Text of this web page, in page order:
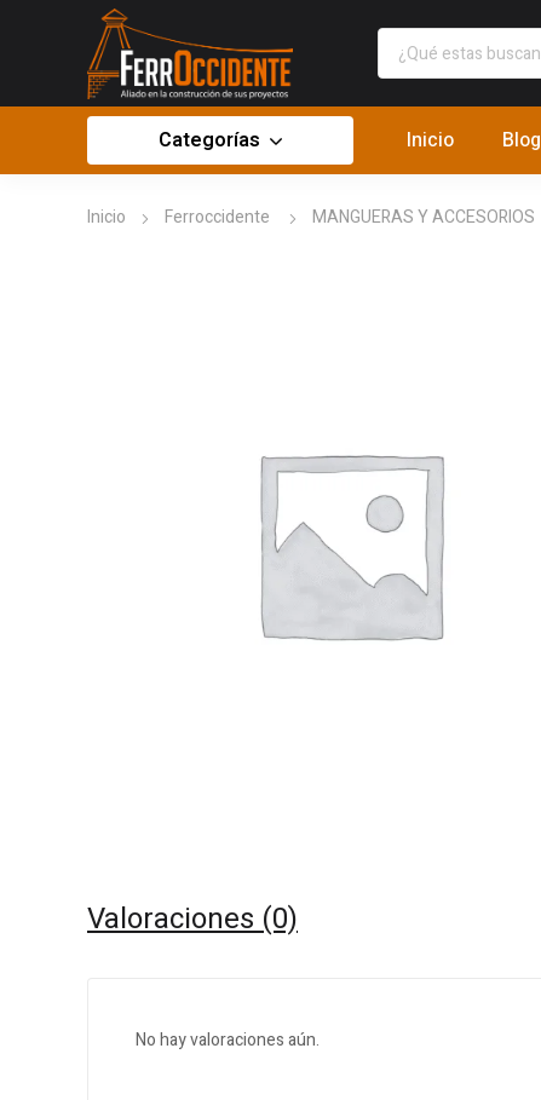
Categorías Inicio Blog
Inicio Ferroccidente MANGUERAS Y ACCESORIOS
Valoraciones (0)
No hay valoraciones aún.